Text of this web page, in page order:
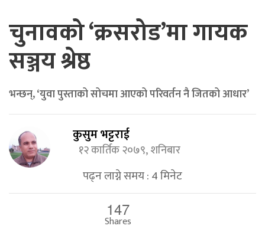
चुनावको ‘क्रसरोड’मा गायक
सञ्जय श्रेष्ठ
भन्छन्, ‘युवा पुस्ताको सोचमा आएको परिवर्तन नै जितको आधार’
कुसुम भट्टराई
१२ कार्तिक २०७९, शनिबार
पढ्न लाग्ने समय :4मिनेट
147
Shares